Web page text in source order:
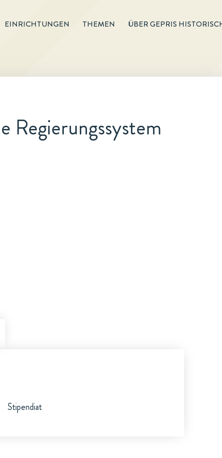
EINRICHTUNGEN THEMEN ÜBER GEPRIS
Regierungssystem
Stipendiat